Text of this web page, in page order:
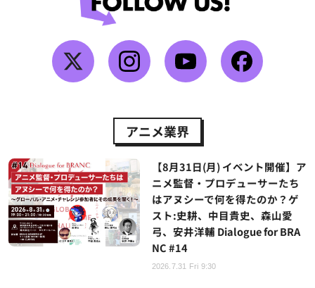
アニメ業界
【8月31日(月) イベント開催】ア
ニメ監督・プロデューサーたち
はアヌシーで何を得たのか？ゲ
スト:史耕、中目貴史、森山愛
弓、安井洋輔 Dialogue for BRA
NC #14
2026.7.31 Fri 9:30